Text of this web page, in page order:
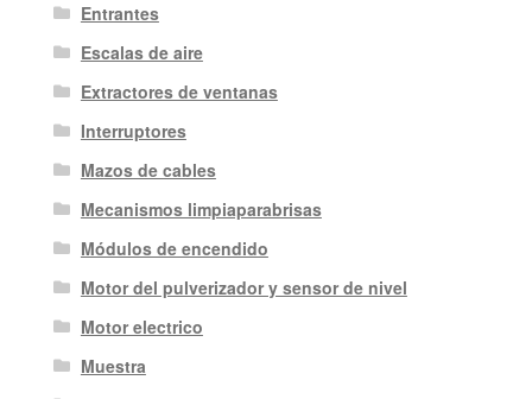
Entrantes
Escalas de aire
Extractores de ventanas
Interruptores
Mazos de cables
Mecanismos limpiaparabrisas
Módulos de encendido
Motor del pulverizador y sensor de nivel
Motor electrico
Muestra